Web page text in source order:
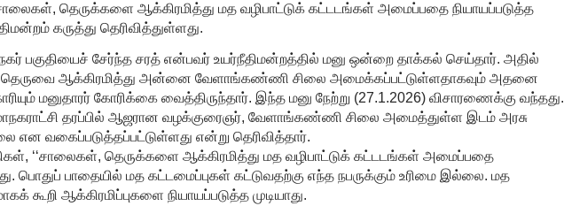
தெருக்களை ஆக்கிரமித்து மத வழிபாட்டுக் கட்டடங்கள் அமைப்பதை நியாயப்படுத்த
கருத்து தெரிவித்துள்ளது.
பகுதியைச் சேர்ந்த சரத் என்பவர் உயர்நீதிமன்றத்தில் மனு ஒன்றை தாக்கல் செய்தார். அதில்
தெருவை ஆக்கிரமித்து அன்னை வேளாங்கண்ணி சிலை அமைக்கப்பட்டுள்ளதாகவும் அதனை
மனுதாரர் கோரிக்கை வைத்திருந்தார். இந்த மனு நேற்று (27.1.2026) விசாரணைக்கு வந்தது.
தரப்பில் ஆஜரான வழக்குரைஞர், வேளாங்கண்ணி சிலை அமைத்துள்ள இடம் அரசு
என வகைப்படுத்தப்பட்டுள்ளது என்று தெரிவித்தார்.
‘‘சாலைகள், தெருக்களை ஆக்கிரமித்து மத வழிபாட்டுக் கட்டடங்கள் அமைப்பதை
பொதுப் பாதையில் மத கட்டமைப்புகள் கட்டுவதற்கு எந்த நபருக்கும் உரிமை இல்லை. மத
கூறி ஆக்கிரமிப்புகளை நியாயப்படுத்த முடியாது.